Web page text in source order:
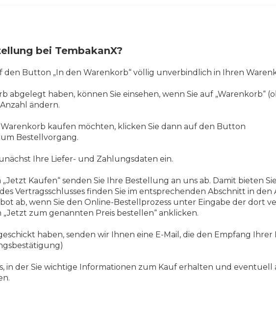
bei TembakanX?
den Button „In den Warenkorb“ völlig unverbindlich in Ihren
abgelegt haben, können Sie einsehen, wenn Sie auf „Warenkorb“
ändern.
Warenkorb kaufen möchten, klicken Sie dann auf den Button
Bestellvorgang.
Ihre Liefer- und Zahlungsdaten ein.
Kaufen“ senden Sie Ihre Bestellung an uns ab. Damit bieten
Vertragsschlusses finden Sie im entsprechenden Abschnitt in den
ab, wenn Sie den Online-Bestellprozess unter Eingabe der dort
zum genannten Preis bestellen“ anklicken.
haben, senden wir Ihnen eine E-Mail, die den Empfang
in der Sie wichtige Informationen zum Kauf erhalten und